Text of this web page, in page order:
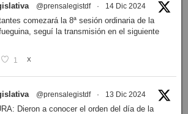
@prensalegistdf · 14 Dic 2024
comezará la 8ª sesión ordinaria de la
fueguina, seguí la transmisión en el siguiente
1 X
@prensalegistdf · 13 Dic 2024
Dieron a conocer el orden del día de la